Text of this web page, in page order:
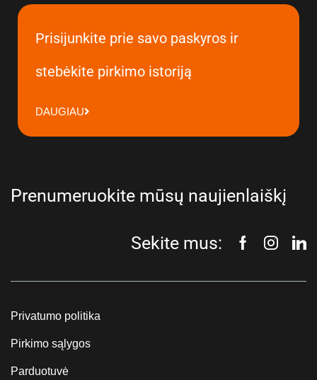
Prisijunkite prie savo paskyros ir
stebėkite pirkimo istoriją
DAUGIAU
Prenumeruokite mūsų naujienlaiškį
Sekite mus:
Privatumo politika
Pirkimo sąlygos
Parduotuvė